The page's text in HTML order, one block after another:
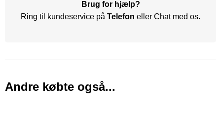
Brug for hjælp?
Ring til kundeservice på Telefon eller Chat med os.
Andre købte også...